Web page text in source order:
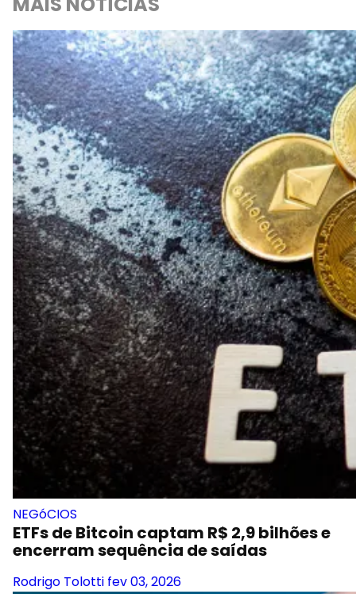
NEGóCIOS
ETFs de Bitcoin captam R$ 2,9 bilhões e
encerram sequência de saídas
Rodrigo Tolotti fev 03, 2026